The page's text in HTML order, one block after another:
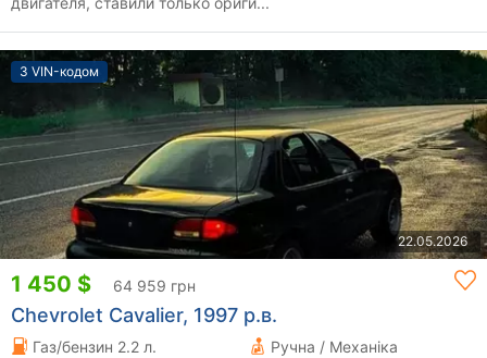
З VIN-кодом
22.05.2026
1 450 $ 64 959 грн
Chevrolet Cavalier, 1997 р.в.
Газ/бензин 2.2 л.
Ручна / Механіка